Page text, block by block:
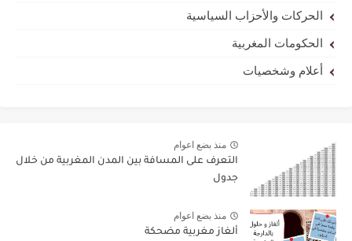
الحركات والأحزاب السياسية
الحكومات المغربية
أعلام وشخصيات
منذ بضع اعوام
التعرف على المسافة بين المدن المغربية من خلال
جدول
منذ بضع اعوام
ألغاز مغربية مضحكة